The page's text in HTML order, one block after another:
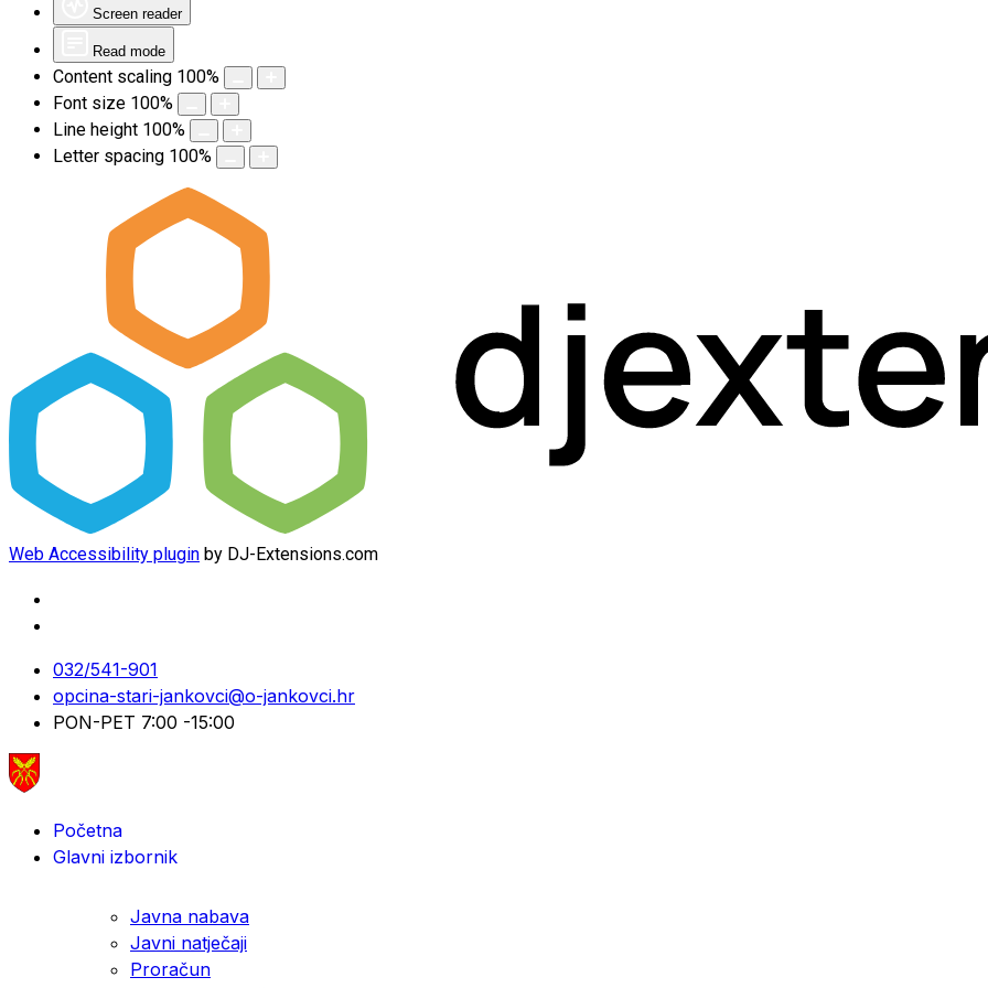
Screen reader
Read mode
Content scaling 100%
Font size 100%
Line height 100%
Letter spacing 100%
Web Accessibility plugin by DJ-Extensions.com
032/541-901
opcina-stari-jankovci@o-jankovci.hr
PON-PET 7:00 -15:00
Početna
Glavni izbornik
Javna nabava
Javni natječaji
Proračun